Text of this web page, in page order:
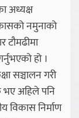
अध्यक्ष
नमुनाको
टौमढीमा
हो ।
सञ्चालन गरी
अहिले पनि
विकास निर्माण